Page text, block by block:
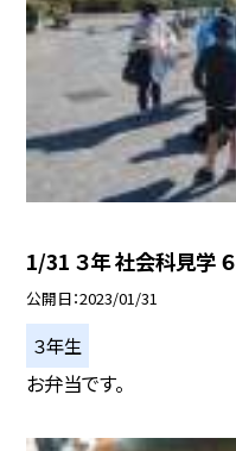
1/31 ３年 社会科見学 ６
公開日 2023/01/31
３年生
お弁当です。